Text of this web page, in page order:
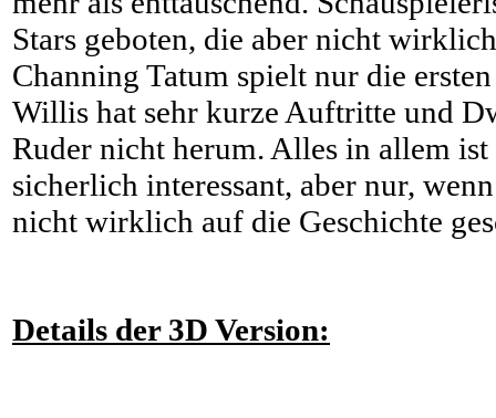
Stars geboten, die aber nicht
Channing Tatum spielt nur die
Willis hat sehr kurze Auftritte und
Ruder nicht herum. Alles in allem
sicherlich interessant, aber nur,
nicht wirklich auf die Geschichte
Details der 3D Version: